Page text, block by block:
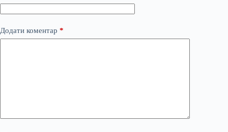
Додати коментар *